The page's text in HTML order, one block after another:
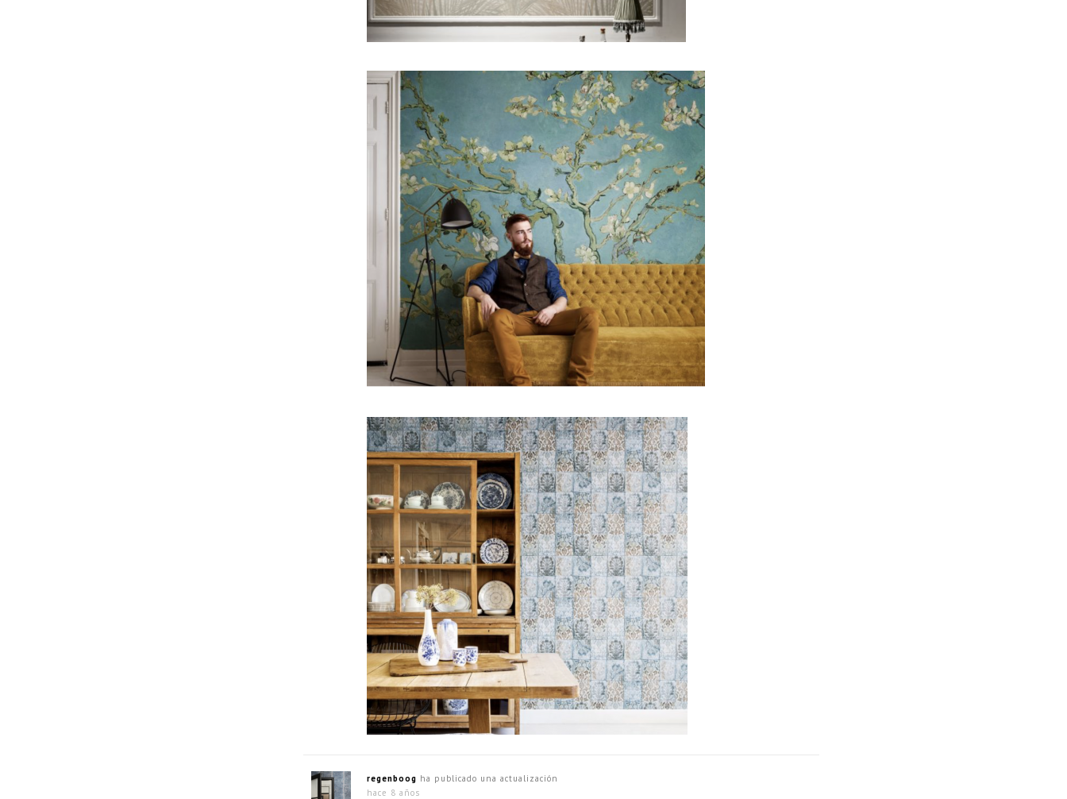
regenboog ha publicado una actualización
hace 8 años